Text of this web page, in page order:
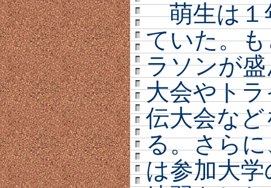
萌生は１
ていた。
ラソンが
大会やト
伝大会な
る。さら
は参加大